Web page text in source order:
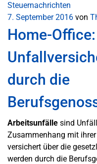
Steuernachrichten
7. September 2016 von
Home-
durch die
Arbeitsunfälle sind
Zusammenhang mit
versichert über die
werden durch die